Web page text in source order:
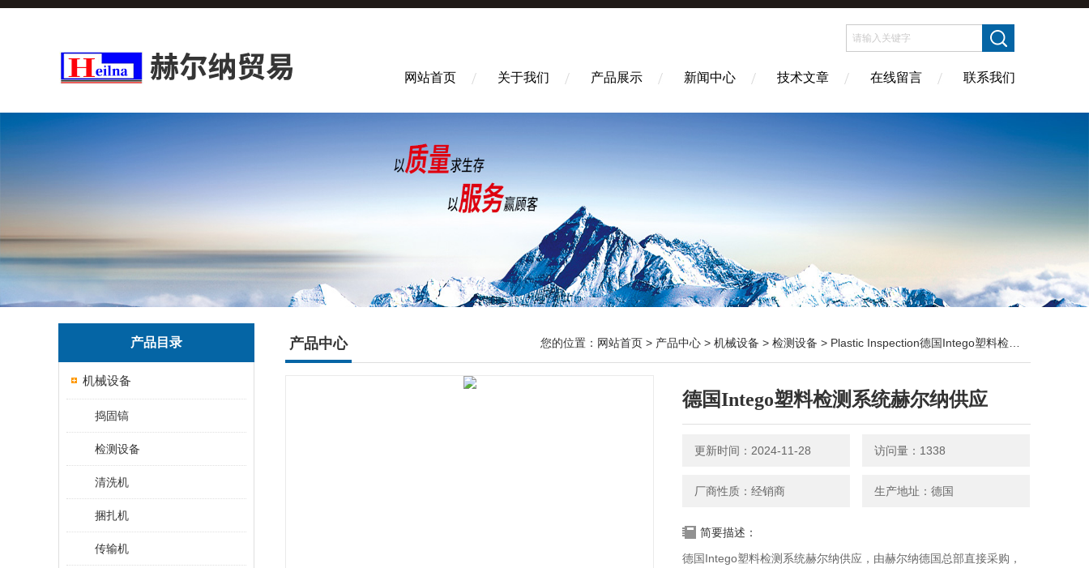
网站首页 关于我们 产品展示 新闻中心 技术文章 在线留言 联系我们
产品目录
机械设备
捣固镐
检测设备
清洗机
捆扎机
传输机
产品中心 您的位置： 网站首页 > 产品中心 > 机械设备 > 检测设备 > Plastic Inspection德国Intego塑料检测系统赫尔纳供应
德国Intego塑料检测系统赫尔纳供应
更新时间：2024-11-28 访问量：1338
厂商性质：经销商 生产地址：德国
简要描述：
德国Intego塑料检测系统赫尔纳供应，由赫尔纳德国总部直接采购，